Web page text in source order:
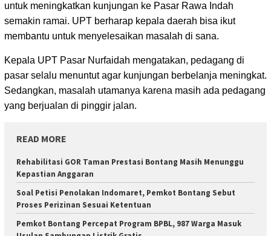
untuk meningkatkan kunjungan ke Pasar Rawa Indah
semakin ramai. UPT berharap kepala daerah bisa ikut
membantu untuk menyelesaikan masalah di sana.
Kepala UPT Pasar Nurfaidah mengatakan, pedagang di
pasar selalu menuntut agar kunjungan berbelanja meningkat.
Sedangkan, masalah utamanya karena masih ada pedagang
yang berjualan di pinggir jalan.
READ MORE
Rehabilitasi GOR Taman Prestasi Bontang Masih Menunggu
Kepastian Anggaran
Soal Petisi Penolakan Indomaret, Pemkot Bontang Sebut
Proses Perizinan Sesuai Ketentuan
Pemkot Bontang Percepat Program BPBL, 987 Warga Masuk